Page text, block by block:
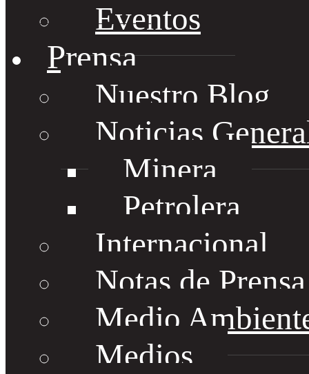
Eventos
Prensa
Nuestro Blog
Noticias
Minera
Petrolera
Internacional
Notas de
Medio
Medios